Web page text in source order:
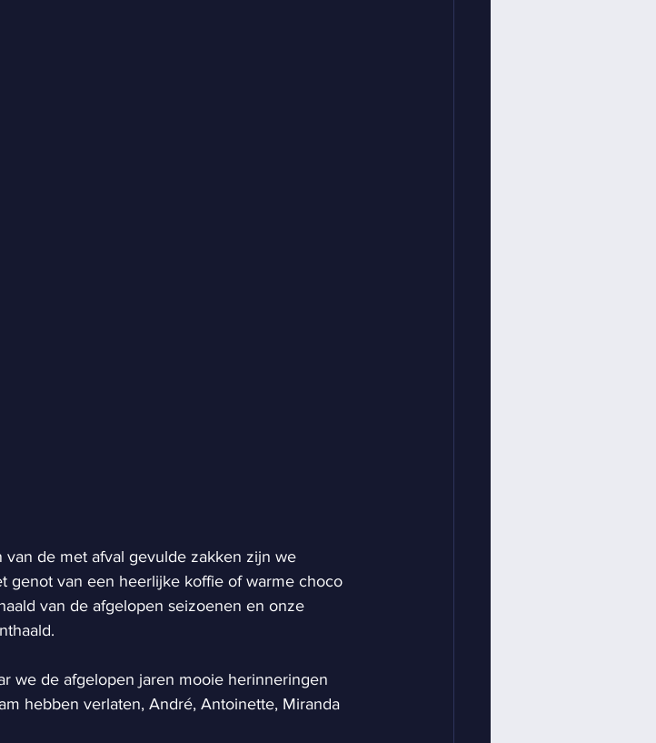
de met afval gevulde zakken zijn we
genot van een heerlijke koffie of warme choco
van de afgelopen seizoenen en onze
we de afgelopen jaren mooie herinneringen
hebben verlaten, André, Antoinette, Miranda